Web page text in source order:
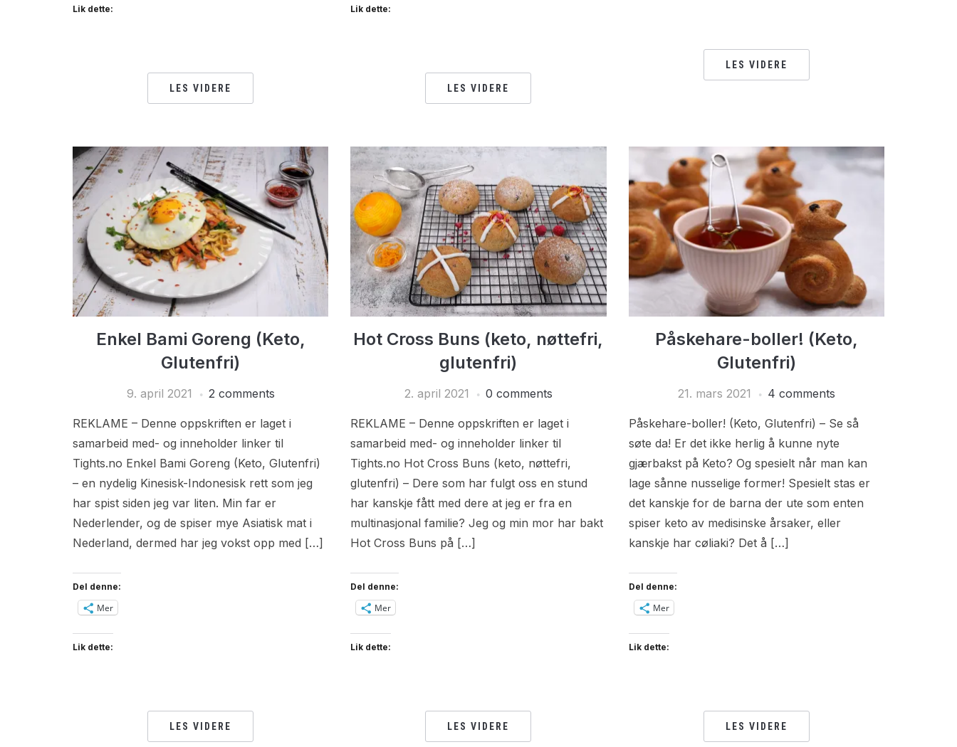
Lik dette:
LES VIDERE
Lik dette:
LES VIDERE
LES VIDERE
Enkel Bami Goreng (Keto,
Glutenfri)
9. april 2021 2 comments
REKLAME – Denne oppskriften er laget i
samarbeid med- og inneholder linker til
Tights.no Enkel Bami Goreng (Keto, Glutenfri)
– en nydelig Kinesisk-Indonesisk rett som jeg
har spist siden jeg var liten. Min far er
Nederlender, og de spiser mye Asiatisk mat i
Nederland, dermed har jeg vokst opp med […]
Del denne:
Mer
Lik dette:
LES VIDERE
Hot Cross Buns (keto, nøttefri,
glutenfri)
2. april 2021 0 comments
REKLAME – Denne oppskriften er laget i
samarbeid med- og inneholder linker til
Tights.no Hot Cross Buns (keto, nøttefri,
glutenfri) – Dere som har fulgt oss en stund
har kanskje fått med dere at jeg er fra en
multinasjonal familie? Jeg og min mor har bakt
Hot Cross Buns på […]
Del denne:
Mer
Lik dette:
LES VIDERE
Påskehare-boller! (Keto,
Glutenfri)
21. mars 2021 4 comments
Påskehare-boller! (Keto, Glutenfri) – Se så
søte da! Er det ikke herlig å kunne nyte
gjærbakst på Keto? Og spesielt når man kan
lage sånne nusselige former! Spesielt stas er
det kanskje for de barna der ute som enten
spiser keto av medisinske årsaker, eller
kanskje har cøliaki? Det å […]
Del denne:
Mer
Lik dette:
LES VIDERE